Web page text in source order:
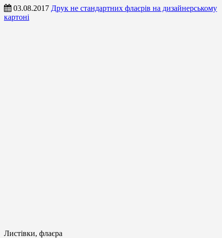
03.08.2017 Друк не стандартних флаєрів на дизайнерському
картоні
Листівки, флаєра